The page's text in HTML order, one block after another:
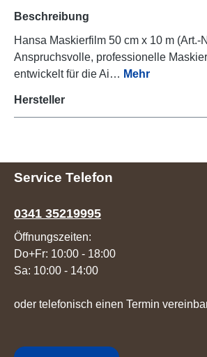
Beschreibung
Hansa Maskierfilm 50 cm x 10 m (Art.-
Anspruchsvolle, professionelle
entwickelt für die Ai… Mehr
Hersteller
Service Telefon
0341 35219995
Öffnungszeiten:
Do+Fr: 10:00 - 18:00
Sa: 10:00 - 14:00
oder telefonisch einen Termin